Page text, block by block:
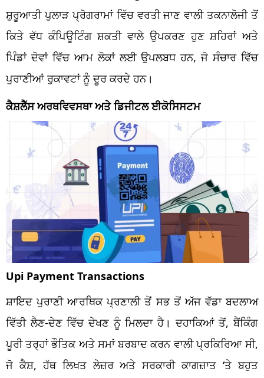
ਸ਼ੁਰੂਆਤੀ ਪੁਲਾੜ ਪ੍ਰੋਗਰਾਮਾਂ ਵਿੱਚ ਵਰਤੀ ਜਾਣ ਵਾਲੀ ਤਕਨਾਲੋਜੀ ਤੋਂ
ਕਿਤੇ ਵੱਧ ਕੰਪਿਊਟਿੰਗ ਸ਼ਕਤੀ ਵਾਲੇ ਉਪਕਰਣ ਹੁਣ ਸ਼ਹਿਰਾਂ ਅਤੇ
ਪਿੰਡਾਂ ਦੋਵਾਂ ਵਿੱਚ ਆਮ ਲੋਕਾਂ ਲਈ ਉਪਲਬਧ ਹਨ, ਜੋ ਸੰਚਾਰ ਵਿੱਚ
ਪੁਰਾਣੀਆਂ ਰੁਕਾਵਟਾਂ ਨੂੰ ਦੂਰ ਕਰਦੇ ਹਨ।
ਕੈਸ਼ਲੈੱਸ ਅਰਥਵਿਵਸਥਾ ਅਤੇ ਡਿਜੀਟਲ ਈਕੋਸਿਸਟਮ
Upi Payment Transactions
ਸ਼ਾਇਦ ਪੁਰਾਣੀ ਆਰਥਿਕ ਪ੍ਰਣਾਲੀ ਤੋਂ ਸਭ ਤੋਂ ਅੱਜ ਵੱਡਾ ਬਦਲਾਅ
ਵਿੱਤੀ ਲੈਣ-ਦੇਣ ਵਿੱਚ ਦੇਖਣ ਨੂੰ ਮਿਲਦਾ ਹੈ। ਦਹਾਕਿਆਂ ਤੋਂ, ਬੈਂਕਿੰਗ
ਪੂਰੀ ਤਰ੍ਹਾਂ ਭੌਤਿਕ ਅਤੇ ਸਮਾਂ ਬਰਬਾਦ ਕਰਨ ਵਾਲੀ ਪ੍ਰਕਿਰਿਆ ਸੀ,
ਜੋ ਕੈਸ਼, ਹੱਥ ਲਿਖਤ ਲੇਜ਼ਰ ਅਤੇ ਸਰਕਾਰੀ ਕਾਗਜ਼ਾਤ ‘ਤੇ ਬਹੁਤ